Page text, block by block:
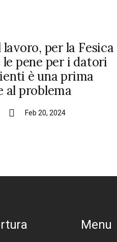
per la Fesica
pene per i datori
è una prima
al problema
Feb 20, 2024
Menu